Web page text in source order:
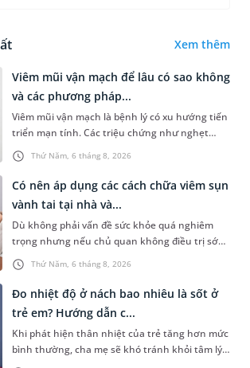
Xem thêm
Thứ Năm, 6 tháng 8, 2026
Viêm mũi vận mạch để lâu có sao không
và các phương pháp...
Viêm mũi vận mạch là bệnh lý có xu hướng tiến
triển mạn tính. Các triệu chứng như nghẹt
mũi, chảy nước mũi thường xuyên khiến người
bệnh khó chịu. Tuy nhiên,...
Thứ Năm, 6 tháng 8, 2026
Có nên áp dụng các cách chữa viêm sụn
vành tai tại nhà và...
Dù không phải vấn đề sức khỏe quá nghiêm
trọng nhưng nếu chủ quan không điều trị sớm,
người bệnh có thể phải đối mặt với một số biến
chứng. Nếu chưa xuất hiệ...
Đo nhiệt độ ở nách bao nhiêu là sốt ở
trẻ em? Hướng dẫn c...
Khi phát hiện thân nhiệt của trẻ tăng hơn mức
bình thường, cha mẹ sẽ khó tránh khỏi tâm lý
lo lắng. Tuy nhiên, không phải ai cũng biết đo